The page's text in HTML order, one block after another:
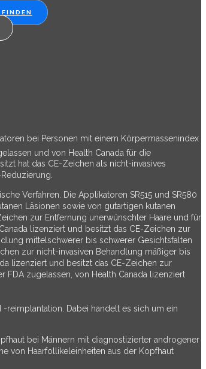
bei Personen mit einem Körpermassenindex
und von Health Canada für die
hat das CE-Zeichen als nicht-invasives
Verfahren. Die Applikatoren SR515 und SR580
Läsionen sowie von gutartigen kutanen
zur Entfernung unerwünschter Haare und für
lizenziert und besitzt das CE-Zeichen zur
mittelschwerer bis schwerer Gesichtsfalten
zur nicht-invasiven Behandlung mäßiger bis
lizenziert und besitzt das CE-Zeichen zur
zugelassen, von Health Canada lizenziert
reimplantation. Dabei handelt es sich um ein
bei Männern mit diagnostizierter androgener
von Haarfollikeleinheiten aus der Kopfhaut